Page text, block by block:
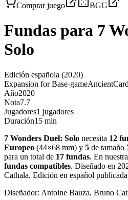
Comprar juego BGG
Fundas para 7
Solo
Edición española (2020)
Expansion for Base-gameAncient
Año2020
Nota7.7
Jugadores1 jugadores
Duración15 min
7 Wonders Duel: Solo necesita 12
Europeo (44×68 mm) y 5 de tamaño
para un total de 17 fundas. En
fundas compatibles. Diseñado en
Cathala. Edición en español
Diseñador: Antoine Bauza, Bruno